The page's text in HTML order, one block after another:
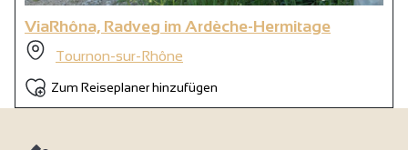
ViaRhôna, Radveg im Ardèche-Hermitage
Tournon-sur-Rhône
Zum Reiseplaner hinzufügen